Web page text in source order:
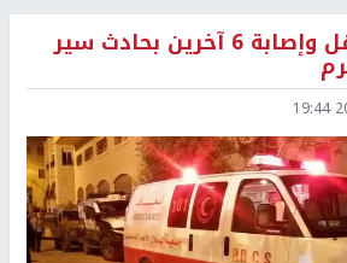
مصرع سيدة وطفل وإصابة 6 آخرين بحادث سير